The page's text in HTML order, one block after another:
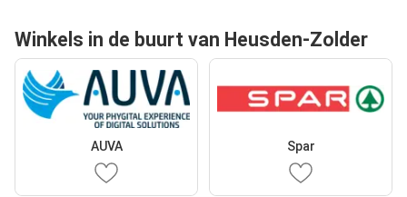
Winkels in de buurt van Heusden-Zolder
AUVA Spar